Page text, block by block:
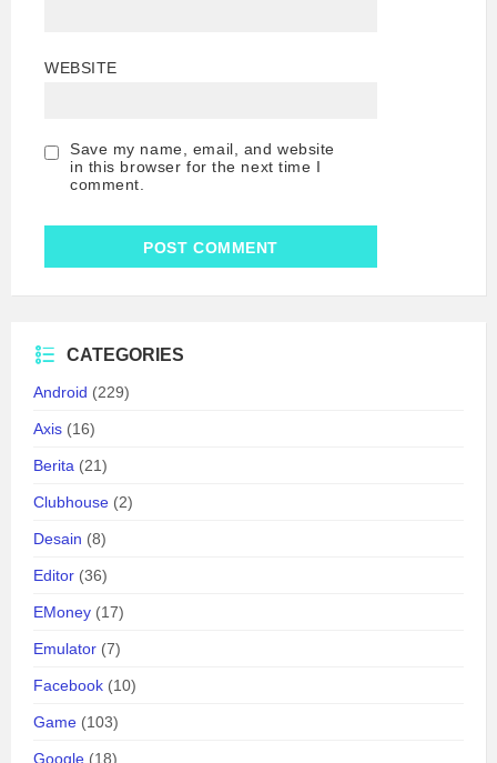
WEBSITE
Save my name, email, and website
in this browser for the next time I
comment.
CATEGORIES
Android (229)
Axis (16)
Berita (21)
Clubhouse (2)
Desain (8)
Editor (36)
EMoney (17)
Emulator (7)
Facebook (10)
Game (103)
Google (18)